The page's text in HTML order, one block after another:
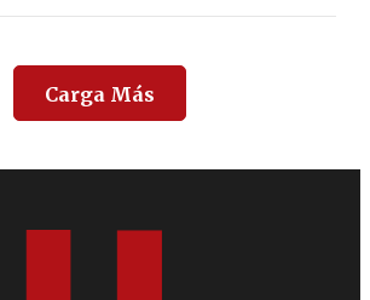
Carga Más